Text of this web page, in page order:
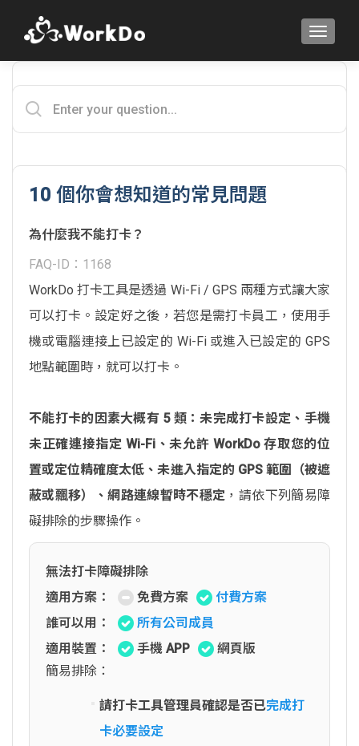
10 個你會想知道的常見問題
為什麼我不能打卡？
FAQ-ID：1168
WorkDo 打卡工具是透過 Wi-Fi / GPS 兩種方式讓大家
可以打卡。設定好之後，若您是需打卡員工，使用手
機或電腦連接上已設定的 Wi-Fi 或進入已設定的 GPS
地點範圍時，就可以打卡。
不能打卡的因素大概有 5 類：未完成打卡設定、手機
未正確連接指定 Wi-Fi、未允許 WorkDo 存取您的位
置或定位精確度太低、未進入指定的 GPS 範圍（被遮
蔽或飄移）、網路連線暫時不穩定 ，請依下列簡易障
礙排除的步驟操作。
無法打卡障礙排除
適用方案：
免費方案
付費方案
誰可以用：
所有公司成員
適用裝置：
手機 APP
網頁版
簡易排除：
請打卡工具管理員確認是否已完成打
卡必要設定